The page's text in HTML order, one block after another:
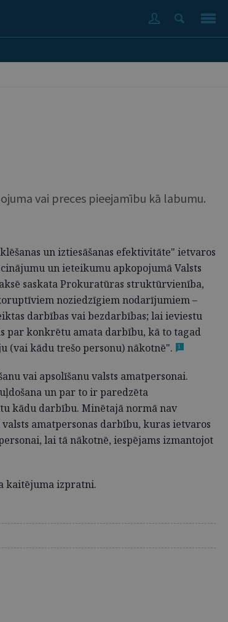
vai preces pieejamību kā labumu.
un iztiesāšanas efektivitāte" ietvaros
un ieteikumu apkopojumā Valsts
saskata Prokuratūras struktūrvienība,
noziedzīgiem nodarījumiem –
darbības vai bezdarbības; lai ieviestu
par konkrētu amata darbību, kā to tagad
(vai kādu trešo personu) nākotnē".
1
vai apsolīšanu valsts amatpersonai.
un par to ir paredzēta
kādu darbību. Minētajā normā nav
amatpersonas darbību, kuras ietvaros
lai tā nākotnē, iespējams izmantojot
kaitējuma izpratni.